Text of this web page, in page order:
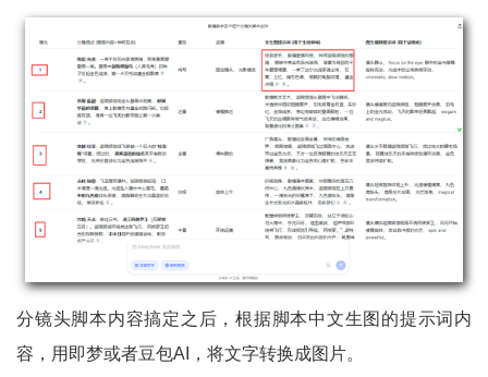
分镜头脚本内容搞定之后，根据脚本中文生图的提示词内
容，用即梦或者豆包AI，将文字转换成图片。